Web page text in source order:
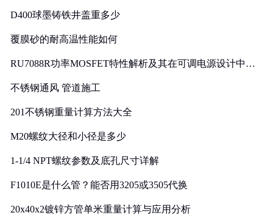
D400球墨铸铁井盖重多少
覆膜砂的耐高温性能如何
RU7088R功率MOSFET特性解析及其在可调电源设计中的
不锈钢通风 管道施工
201不锈钢重量计算方法大全
M20螺纹大径和小径是多少
1-1/4 NPT螺纹参数及底孔尺寸详解
F1010E是什么管？能否用3205或3505代换
20x40x2镀锌方管单米重量计算与应用分析